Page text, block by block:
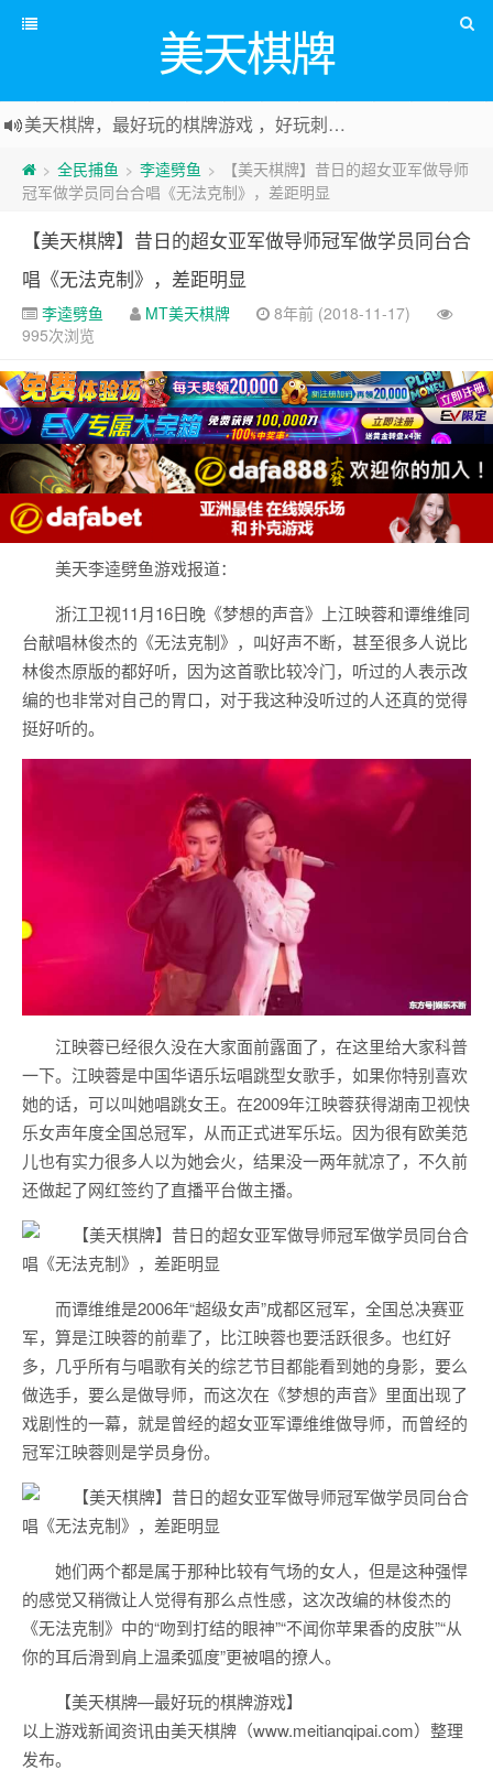
美天棋牌
美天棋牌，最好玩的棋牌游戏 ，好玩刺激可以赚Money，传送门：
> 全民捕鱼 > 李逵劈鱼 >
【美天棋牌】昔日的超女亚军做导师
冠军做学员同台合唱《无法克制》，差距明显
【美天棋牌】昔日的超女亚军做导师冠军做学员同台合
唱《无法克制》，差距明显
李逵劈鱼 MT美天棋牌
8年前 (2018-11-17)
995次浏览
美天李逵劈鱼游戏报道：
浙江卫视11月16日晚《梦想的声音》上江映蓉和谭维维同
台献唱林俊杰的《无法克制》，叫好声不断，甚至很多人说比
林俊杰原版的都好听，因为这首歌比较冷门，听过的人表示改
编的也非常对自己的胃口，对于我这种没听过的人还真的觉得
挺好听的。
江映蓉已经很久没在大家面前露面了，在这里给大家科普
一下。江映蓉是中国华语乐坛唱跳型女歌手，如果你特别喜欢
她的话，可以叫她唱跳女王。在2009年江映蓉获得湖南卫视快
乐女声年度全国总冠军，从而正式进军乐坛。因为很有欧美范
儿也有实力很多人以为她会火，结果没一两年就凉了，不久前
还做起了网红签约了直播平台做主播。
而谭维维是2006年“超级女声”成都区冠军，全国总决赛亚
军，算是江映蓉的前辈了，比江映蓉也要活跃很多。也红好
多，几乎所有与唱歌有关的综艺节目都能看到她的身影，要么
做选手，要么是做导师，而这次在《梦想的声音》里面出现了
戏剧性的一幕，就是曾经的超女亚军谭维维做导师，而曾经的
冠军江映蓉则是学员身份。
她们两个都是属于那种比较有气场的女人，但是这种强悍
的感觉又稍微让人觉得有那么点性感，这次改编的林俊杰的
《无法克制》中的“吻到打结的眼神”“不闻你苹果香的皮肤”“从
你的耳后滑到肩上温柔弧度”更被唱的撩人。
【美天棋牌—最好玩的棋牌游戏】
以上游戏新闻资讯由美天棋牌（www.meitianqipai.com）整理
发布。